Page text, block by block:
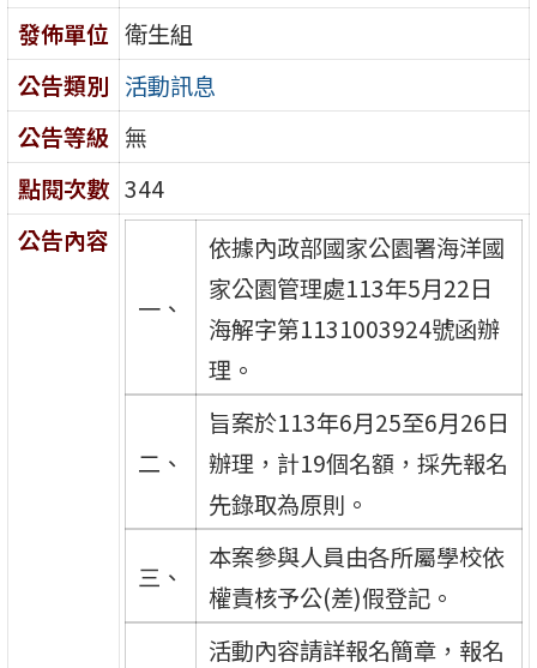
發佈單位 衛生組
公告類別 活動訊息
公告等級 無
點閱次數 344
公告內容
一、
依據內政部國家公園署海洋國
家公園管理處113年5月22日
海解字第1131003924號函辦
理。
二、
旨案於113年6月25至6月26日
辦理，計19個名額，採先報名
先錄取為原則。
三、
本案參與人員由各所屬學校依
權責核予公(差)假登記。
活動內容請詳報名簡章，報名